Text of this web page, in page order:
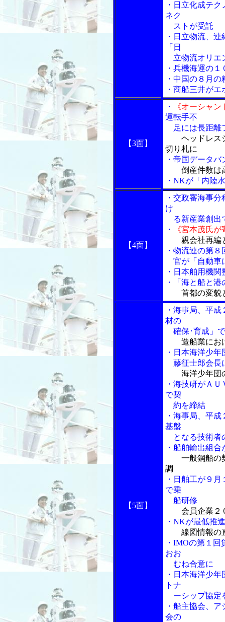
・日立化成テ
ネク
ストが受託
・日立物流、
「日
立物流オリエ
・兵機海運の
・中国の８月
・商船三井が
【3面】
・
《オーシャ
運転手不
足には長距離
ヘッドレス
切り札に
・帝国データ
倒産件数は
・NKが「内陸
【4面】
・交政審海事
け
る新産業創出
・
《宮本茂氏が
親会社再編
・物流連の第
官が「自動車
・日本舶用機
・「海と船と
首都の変
【5面】
・海事局、平
材の
確保･育成」
造船業にお
・日本海洋少
藤征士郎会長
海洋少年団
・海技研がＡ
で契
約を締結
・海事局、平
基盤
となる技術者
・船舶輸出組
一般鋼船の
調
・日舶工が９
で乗
船研修
会員企業２
・NKが最低推
線図情報の
・IMOの第１
おお
むね合意に
・日本海洋少
トナ
ーシップ協定
・船主協会、
会の